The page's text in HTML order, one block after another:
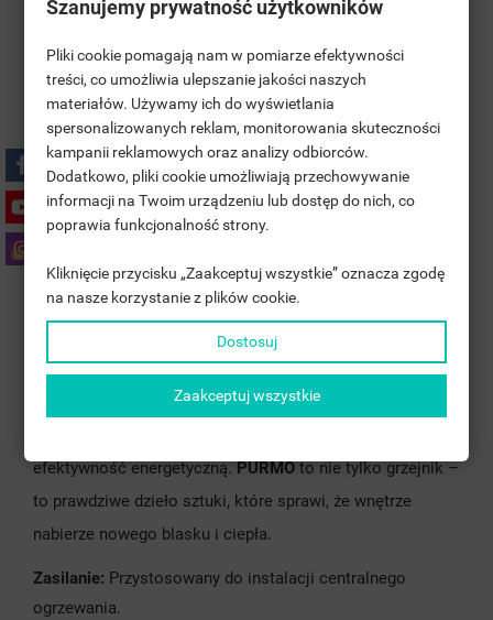
wyjątkowo wydajny.
Dzięki swojej efektywności energetycznej ogrzewa
pomieszczenia szybko i skutecznie, zapewniając
komfortową temperaturę nawet w najchłodniejsze dni.
PURMO to nie tylko element dekoracyjny, ale także
praktyczne rozwiązanie dla tych, którzy cenią sobie
wysoką jakość oraz oszczędność energii. Dzięki swojej
PURMO
doskonale wkomponowuje się w
różnorodne aranżacje wnętrz, dodając im nowoczesności
To niezwykły element, który doda charakteru każdemu
efektywność energetyczną.PURMOto nie tylko grzejnik –
to prawdziwe dzieło sztuki, które sprawi, że wnętrze
nabierze nowego blasku i ciepła.
Zasilanie: Przystosowany do instalacji centralnego
ogrzewania.
MOJE LISTY ŻYCZEŃ
((TITLE))
((LABEL))
((CANCELTEXT))
ZALOGUJ SIĘ
MUSISZ BYĆ ZALOGOWANY BY ZAPISAĆ PRODUKTY NA
SWOJEJ LIŚCIE ŻYCZEŃ.
((CANCELTEXT)) ((LOGINTEXT))
Szanujemy prywatność użytkowników
Pliki cookie pomagają nam w pomiarze efektywności
treści, co umożliwia ulepszanie jakości naszych
materiałów. Używamy ich do wyświetlania
spersonalizowanych reklam, monitorowania skuteczności
kampanii reklamowych oraz analizy odbiorców.
Dodatkowo, pliki cookie umożliwiają przechowywanie
informacji na Twoim urządzeniu lub dostęp do nich, co
poprawia funkcjonalność strony.
Kliknięcie przycisku „Zaakceptuj wszystkie” oznacza zgodę
na nasze korzystanie z plików cookie.
Dostosuj
Zaakceptuj wszystkie